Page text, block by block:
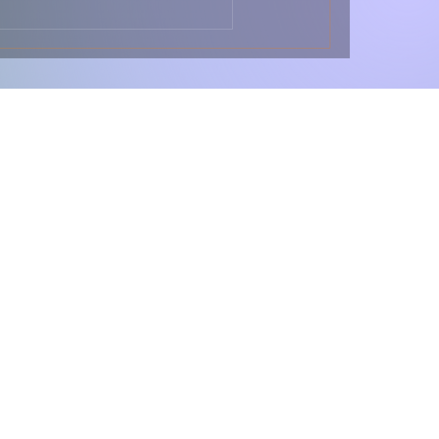
Muito Mais Fácil 🇵🇹